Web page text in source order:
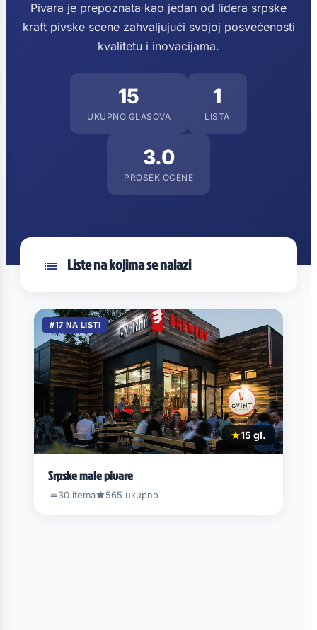
Pivara je prepoznata kao jedan od lidera srpske
kraft pivske scene zahvaljujući svojoj posvećenosti
kvalitetu i inovacijama.
15
UKUPNO GLASOVA
1
LISTA
3.0
PROSEK OCENE
Liste na kojima se nalazi
#17 NA LISTI
15 gl.
Srpske male pivare
30 itema 565 ukupno